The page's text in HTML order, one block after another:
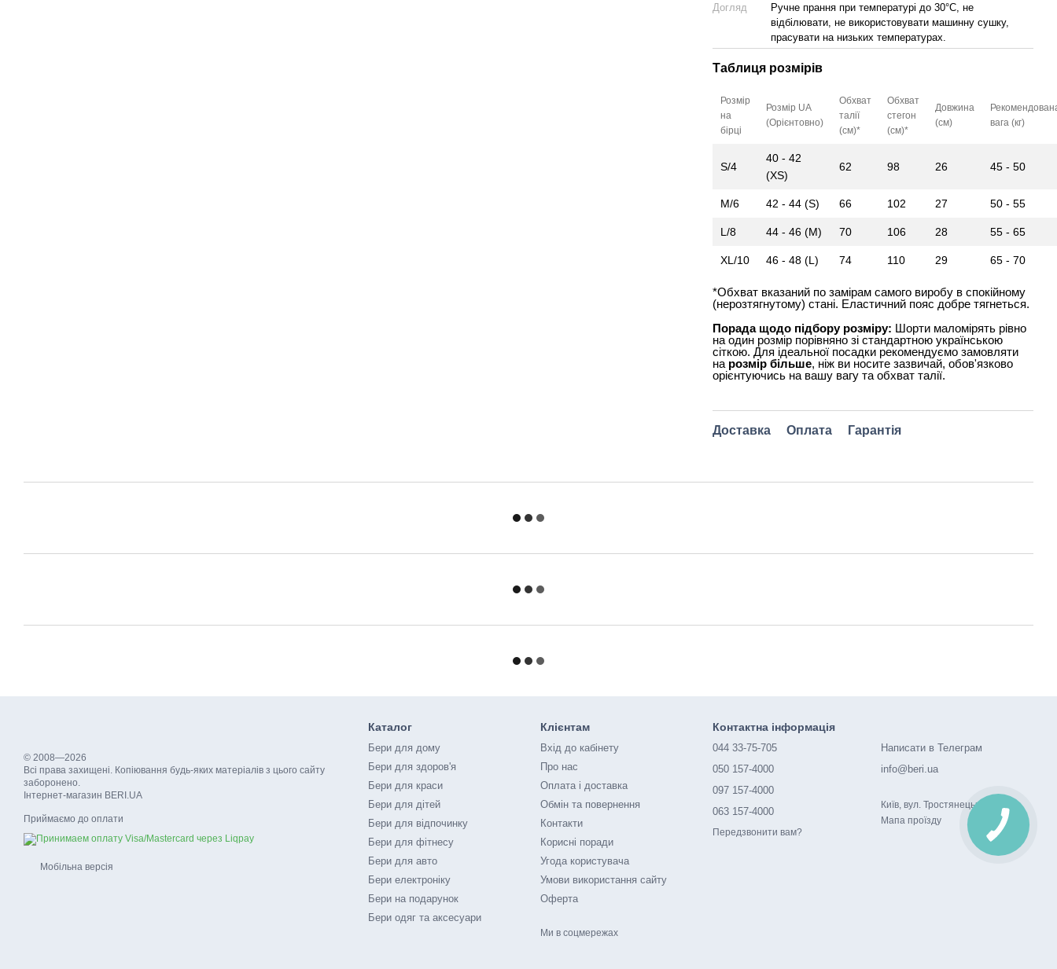
Догляд
Ручне прання при температурі до 30°C, не
відбілювати, не використовувати машинну сушку,
прасувати на низьких температурах.
Таблиця розмірів
Розмір
на
бірці
Розмір UA
(Орієнтовно)
Обхват
талії
(см)*
Обхват
стегон
(см)*
Довжина
(см)
вага (кг)
S/4
40 - 42
(XS)
62 98 26 45 - 50
M/6 42 - 44 (S) 66 102 27 50 - 55
L/8 44 - 46 (M) 70 106 28 55 - 65
XL/10 46 - 48 (L) 74 110 29 65 - 70
*Обхват вказаний по замірам самого виробу в спокійному
(нерозтягнутому) стані. Еластичний пояс добре тягнеться.
Порада щодо підбору розміру: Шорти маломірять рівно
на один розмір порівняно зі стандартною українською
сіткою. Для ідеальної посадки рекомендуємо замовляти
на розмір більше, ніж ви носите зазвичай, обов'язково
орієнтуючись на вашу вагу та обхват талії.
Доставка Оплата Гарантія
© 2008—2026
Всі права захищені. Копіювання будь-яких матеріалів з цього сайту
заборонено.
Інтернет-магазин BERI.UA
Приймаємо до оплати
Мобільна версія
Каталог
Бери для дому
Бери для здоров'я
Бери для краси
Бери для дітей
Бери для відпочинку
Бери для фітнесу
Бери для авто
Бери електроніку
Бери на подарунок
Бери одяг та аксесуари
Клієнтам
Вхід до кабінету
Про нас
Оплата і доставка
Обмін та повернення
Контакти
Корисні поради
Угода користувача
Умови використання сайту
Оферта
Ми в соцмережах
Контактна інформація
044 33-75-705
050 157-4000
097 157-4000
063 157-4000
Передзвонити вам?
Написати в Телеграм
info@beri.ua
Київ, вул. Тростянецька, 1а
Мапа проїзду